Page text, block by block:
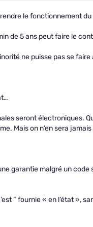
le fonctionnement
de 5 ans peut faire le
ne puisse pas se
seront électroniques.
Mais on n’en sera
garantie malgré un
“ fournie « en l’état »,